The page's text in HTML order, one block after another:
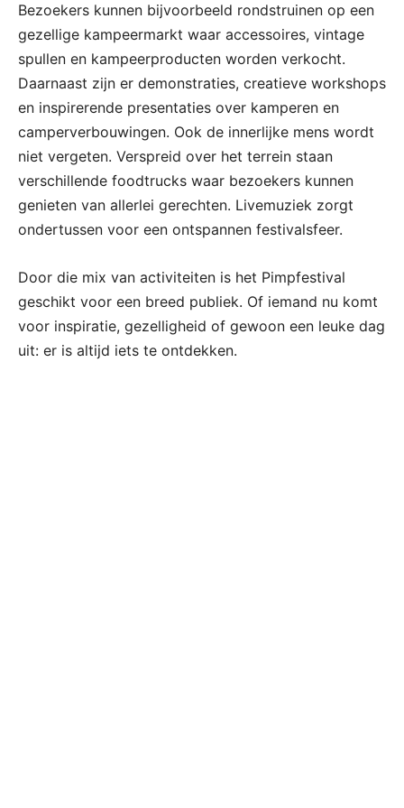
Bezoekers kunnen bijvoorbeeld rondstruinen op een
gezellige kampeermarkt waar accessoires, vintage
spullen en kampeerproducten worden verkocht.
Daarnaast zijn er demonstraties, creatieve workshops
en inspirerende presentaties over kamperen en
camperverbouwingen. Ook de innerlijke mens wordt
niet vergeten. Verspreid over het terrein staan
verschillende foodtrucks waar bezoekers kunnen
genieten van allerlei gerechten. Livemuziek zorgt
ondertussen voor een ontspannen festivalsfeer.
Door die mix van activiteiten is het Pimpfestival
geschikt voor een breed publiek. Of iemand nu komt
voor inspiratie, gezelligheid of gewoon een leuke dag
uit: er is altijd iets te ontdekken.